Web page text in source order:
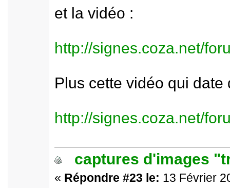
et la vidéo :
http://signes.coza.net/
Plus cette vidéo qui
http://signes.coza.net/
captures d'images
« Répondre #23 le: 13 Février